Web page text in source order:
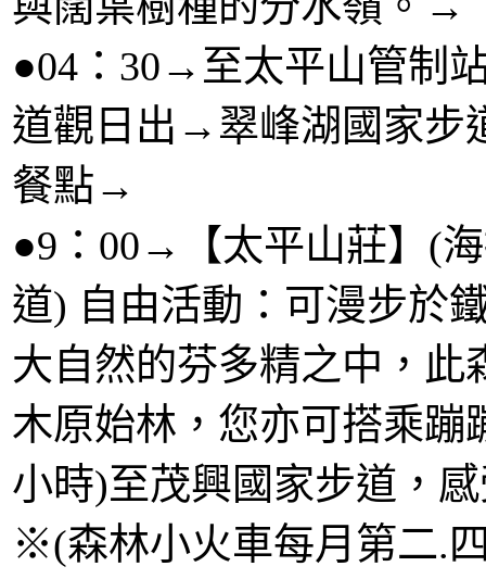
●04：30→至太平山管制
道觀日出→翠峰湖國家步
餐點→
●9：00→【太平山莊】(
道) 自由活動：可漫步於
大自然的芬多精之中，此
木原始林，您亦可搭乘蹦
小時)至茂興國家步道，
※(森林小火車每月第二.